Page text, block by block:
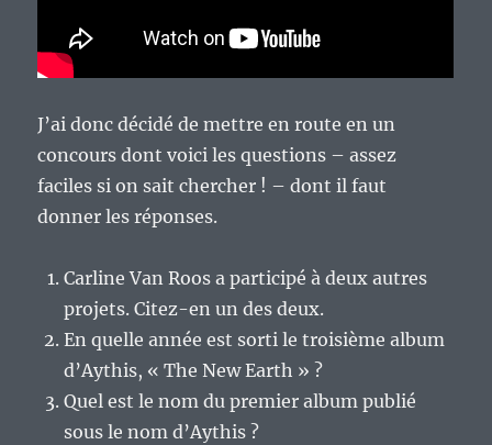
J’ai donc décidé de mettre en route en un
concours dont voici les questions – assez
faciles si on sait chercher ! – dont il faut
donner les réponses.
Carline Van Roos a participé à deux autres
projets. Citez-en un des deux.
En quelle année est sorti le troisième album
d’Aythis, « The New Earth » ?
Quel est le nom du premier album publié
sous le nom d’Aythis ?